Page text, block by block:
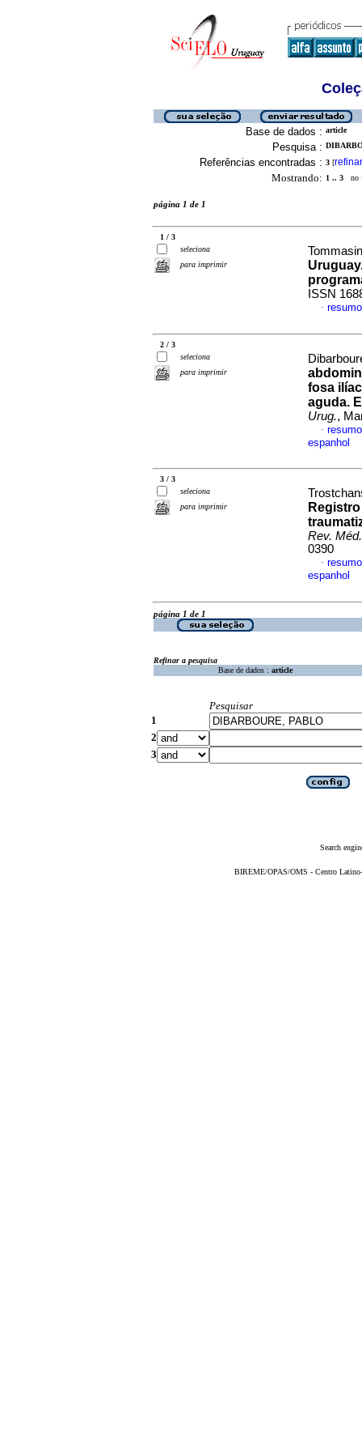
Base de dados : article
Pesquisa :
Referências encontradas : 3 [refinar
Mostrando: 1 .. 3 no
página 1 de 1
1 / 3
seleciona
para imprimir
ISSN
·
2 / 3
seleciona
para imprimir
fosa
aguda.
Urug.,
·
espanhol
3 / 3
seleciona
para imprimir
Rev.
0390
·
espanhol
página 1 de 1
Refinar a pesquisa
Base de dados : article
Pesquisar
1
2
3
Search
BIREME/OPAS/OMS - Centro Latino-